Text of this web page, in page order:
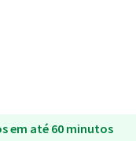
em até 60 minutos